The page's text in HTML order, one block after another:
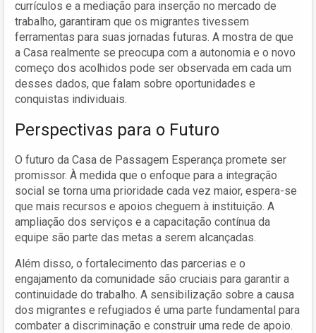
currículos e a mediação para inserção no mercado de
trabalho, garantiram que os migrantes tivessem
ferramentas para suas jornadas futuras. A mostra de que
a Casa realmente se preocupa com a autonomia e o novo
começo dos acolhidos pode ser observada em cada um
desses dados, que falam sobre oportunidades e
conquistas individuais.
Perspectivas para o Futuro
O futuro da Casa de Passagem Esperança promete ser
promissor. À medida que o enfoque para a integração
social se torna uma prioridade cada vez maior, espera-se
que mais recursos e apoios cheguem à instituição. A
ampliação dos serviços e a capacitação contínua da
equipe são parte das metas a serem alcançadas.
Além disso, o fortalecimento das parcerias e o
engajamento da comunidade são cruciais para garantir a
continuidade do trabalho. A sensibilização sobre a causa
dos migrantes e refugiados é uma parte fundamental para
combater a discriminação e construir uma rede de apoio.